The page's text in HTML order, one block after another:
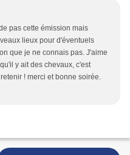
pas cette émission mais
lieux pour d'éventuels
que je ne connais pas. J'aime
y ait des chevaux, c'est
! merci et bonne soirée.